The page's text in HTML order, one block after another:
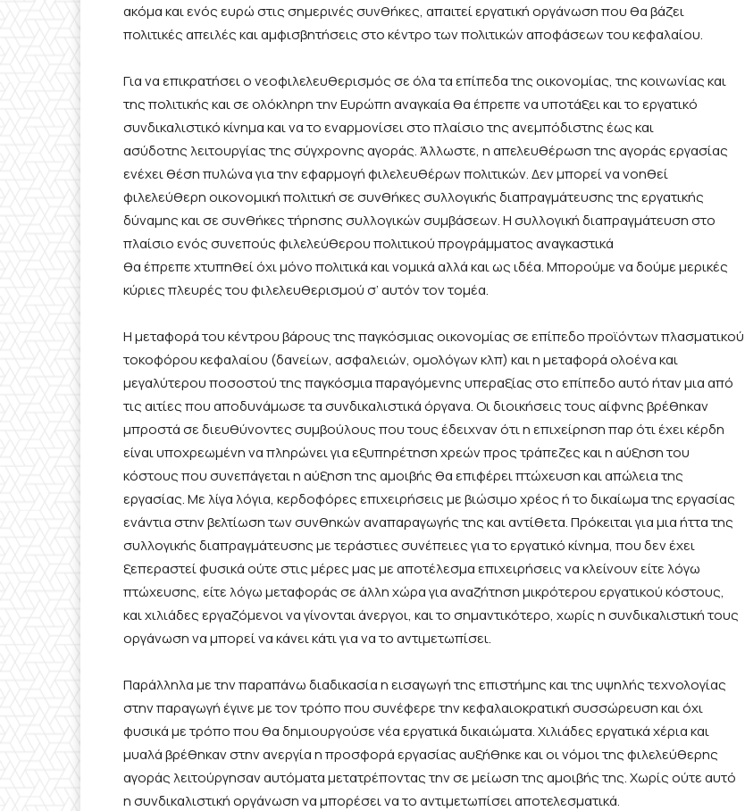
ακόμα και ενός ευρώ στις σημερινές συνθήκες, απαιτεί εργατική οργάνωση που θα βάζει
πολιτικές απειλές και αμφισβητήσεις στοκέντρο των πολιτικών αποφάσεων του κεφαλαίου.
Για να επικρατήσει ο νεοφιλελευθερισμόςσε όλα τα επίπεδα της οικονομίας, της κοινωνίας και
της πολιτικής και σε ολόκληρη την Ευρώπηαναγκαία θα έπρεπε ναυποτάξεικαιτο εργατικό
συνδικαλιστικό κίνημα καινατο εναρμονίσει στο πλαίσιο τηςανεμπόδιστης έως και
ασύδοτηςλειτουργίας της σύγχρονης αγοράς. Άλλωστε, η απελευθέρωση της αγοράς εργασίας
ενέχει θέση πυλώνα για την εφαρμογή φιλελευθέρων πολιτικών. Δεν μπορεί να νοηθεί
φιλελεύθερη οικονομική πολιτική σε συνθήκεςσυλλογικής διαπραγμάτευσης της εργατικής
δύναμης και σε συνθήκες τήρησης συλλογικών συμβάσεων.Η συλλογική διαπραγμάτευσηστο
πλαίσιο ενός συνεπούς φιλελεύθερου πολιτικού προγράμματος αναγκαστικά
θαέπρεπεχτυπηθεί όχι μόνο πολιτικά και νομικά αλλά και ως ιδέα. Μπορούμε να δούμε μερικές
κύριες πλευρές του φιλελευθερισμού σ’ αυτόν τον τομέα.
Η μεταφορά του κέντρου βάρους της παγκόσμιας οικονομίας σε επίπεδοπροϊόντωνπλασματικού
τοκοφόρου κεφαλαίου (δανείων, ασφαλειών, ομολόγων κλπ) και η μεταφορά ολοένα και
μεγαλύτερου ποσοστού της παγκόσμια παραγόμενης υπεραξίας στο επίπεδο αυτόήταν μια από
τις αιτίες πουαποδυνάμωσε τα συνδικαλιστικά όργανα. Οι διοικήσεις τους αίφνης βρέθηκαν
μπροστά σε διευθύνοντες συμβούλους που τους έδειχναν ότι η επιχείρηση παρ ότι έχει κέρδη
είναι υποχρεωμένη να πληρώνει για εξυπηρέτηση χρεών προς τράπεζες και η αύξηση του
κόστους που συνεπάγεται η αύξηση της αμοιβής θα επιφέρει πτώχευση καιαπώλεια της
εργασίας. Με λίγα λόγια, κερδοφόρεςεπιχειρήσειςμε βιώσιμο χρέος ή το δικαίωμα της εργασίας
ενάντιαστην βελτίωση των συνθηκών αναπαραγωγής της και αντίθετα.Πρόκειται για μια ήττα της
συλλογικής διαπραγμάτευσηςμε τεράστιες συνέπειες για το εργατικό κίνημα, που δεν έχει
ξεπεραστεί φυσικά ούτε στις μέρες μας με αποτέλεσμα επιχειρήσεις να κλείνουν είτε λόγω
πτώχευσης, είτε λόγω μεταφοράς σε άλλη χώρα για αναζήτηση μικρότερου εργατικού κόστους,
και χιλιάδες εργαζόμενοι να γίνονται άνεργοι, και το σημαντικότερο, χωρίς η συνδικαλιστική τους
οργάνωση να μπορεί να κάνει κάτι για να το αντιμετωπίσει.
Παράλληλα με την παραπάνω διαδικασία η εισαγωγή της επιστήμης και της υψηλής τεχνολογίας
στην παραγωγή έγινε με τον τρόπο που συνέφερε την κεφαλαιοκρατική συσσώρευση και όχι
φυσικά με τρόπο που θα δημιουργούσε νέα εργατικά δικαιώματα. Χιλιάδες εργατικά χέρια και
μυαλάβρέθηκαν στην ανεργίαη προσφορά εργασίας αυξήθηκε και οι νόμοι της φιλελεύθερης
αγοράς λειτούργησαν αυτόματα μετατρέποντας την σε μείωση της αμοιβής της.Χωρίς ούτε αυτό
η συνδικαλιστική οργάνωση να μπορέσει να το αντιμετωπίσει αποτελεσματικά.